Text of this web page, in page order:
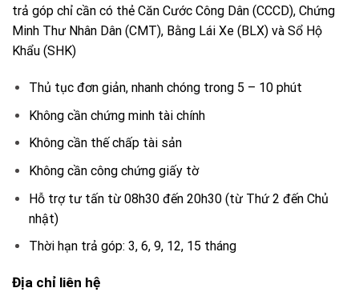
trả góp chỉ cần có thẻ Căn Cước Công Dân (CCCD), Chứng
Minh Thư Nhân Dân (CMT), Bằng Lái Xe (BLX) và Sổ Hộ
Khẩu (SHK)
Thủ tục đơn giản, nhanh chóng trong 5 – 10 phút
Không cần chứng minh tài chính
Không cần thế chấp tài sản
Không cần công chứng giấy tờ
Hỗ trợ tư tấn từ 08h30 đến 20h30 (từ Thứ 2 đến Chủ
nhật)
Thời hạn trả góp: 3, 6, 9, 12, 15 tháng
Địa chỉ liên hệ